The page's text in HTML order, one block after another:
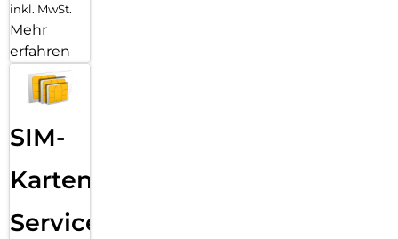
inkl. MwSt.
Mehr
erfahren
SIM-
Karten
Service: